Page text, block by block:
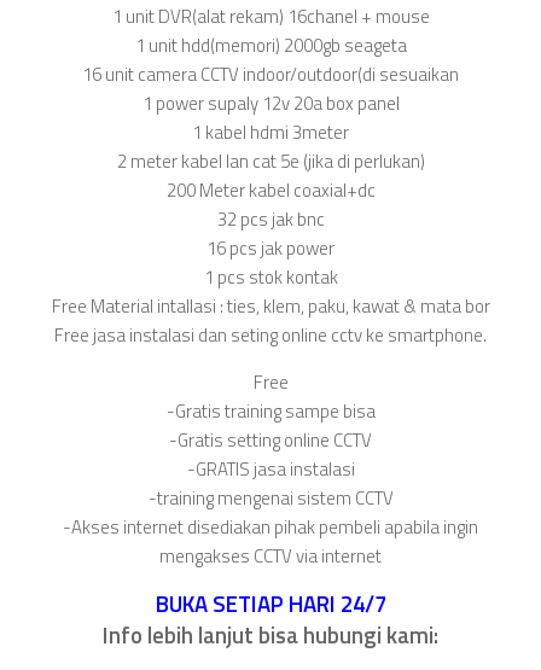
1 unit DVR(alat rekam) 16chanel + mouse
1 unit hdd(memori) 2000gb seageta
16 unit camera CCTV indoor/outdoor(di sesuaikan
1 power supaly 12v 20a box panel
1 kabel hdmi 3meter
2 meter kabel lan cat 5e (jika di perlukan)
200 Meter kabel coaxial+dc
32 pcs jak bnc
16 pcs jak power
1 pcs stok kontak
Free Material intallasi : ties, klem, paku, kawat & mata bor
Free jasa instalasi dan seting online cctv ke smartphone.
Free
-Gratis training sampe bisa
-Gratis setting online CCTV
-GRATIS jasa instalasi
-training mengenai sistem CCTV
-Akses internet disediakan pihak pembeli apabila ingin
mengakses CCTV via internet
BUKA SETIAP HARI 24/7
Info lebih lanjut bisa hubungi kami: